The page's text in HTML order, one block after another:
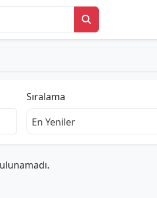
Sıralama
En Yeniler